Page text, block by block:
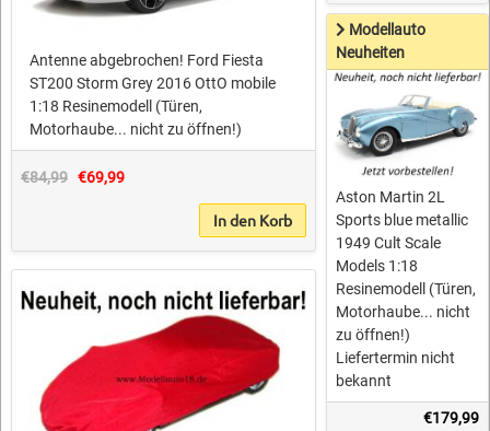
Antenne abgebrochen! Ford Fiesta
ST200 Storm Grey 2016 OttO mobile
1:18 Resinemodell (Türen,
Motorhaube... nicht zu öffnen!)
€84,99 €69,99
In den Korb
Modellauto
Neuheiten
Aston Martin 2L
Sports blue metallic
1949 Cult Scale
Models 1:18
Resinemodell (Türen,
Motorhaube... nicht
zu öffnen!)
Liefertermin nicht
bekannt
€179,99